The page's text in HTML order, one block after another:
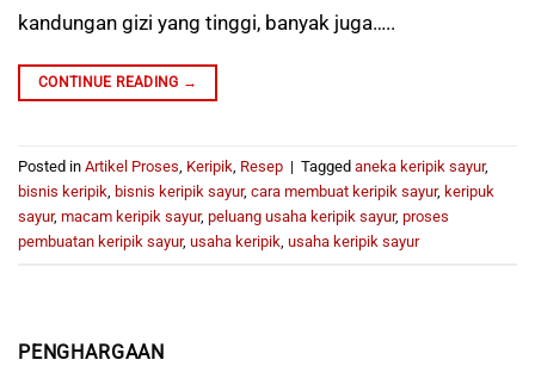
PENGHARGAAN
kandungan gizi yang tinggi, banyak juga…..
CONTINUE READING →
Posted in Artikel Proses, Keripik, Resep | Tagged aneka keripik sayur,
bisnis keripik, bisnis keripik sayur, cara membuat keripik sayur, keripuk
sayur, macam keripik sayur, peluang usaha keripik sayur, proses
pembuatan keripik sayur, usaha keripik, usaha keripik sayur